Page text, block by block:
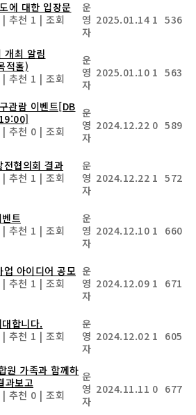
에 대한 입장문
| 추천 1 | 조회
운
영
자
2025.01.14 1 536
개최 알림
적홀)
| 추천 1 | 조회
운
영
자
2025.01.10 1 563
관람 이벤트[DB
| 추천 0 | 조회
운
영
자
2024.12.22 0 589
협의회 결과
| 추천 1 | 조회
운
영
자
2024.12.22 1 572
트
| 추천 1 | 조회
운
영
자
2024.12.10 1 660
아이디어 공모
| 추천 1 | 조회
운
영
자
2024.12.09 1 671
합니다.
| 추천 1 | 조회
운
영
자
2024.12.02 1 605
원 가족과 함께하
과보고
| 추천 0 | 조회
운
영
자
2024.11.11 0 677